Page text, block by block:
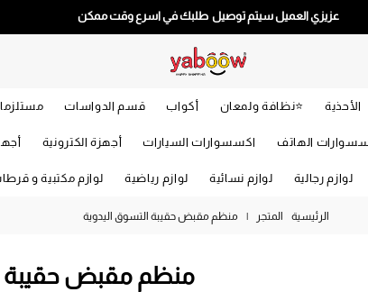
عزيزي العميل سيتم توصيل طلبك في اسرع وقت ممكن
الأحذية ⭐️نظافة ولمعان أكواب قسم الدواسات
الهاتف اكسسوارات السيارات أجهزة الكترونية
لوازم رجالية لوازم نسائية لوازم رياضية لوازم مكتبية و
الرئيسية المتجر | منظم مقبض حقيبة التسوق اليدوية
منظم مقبض حقيبة